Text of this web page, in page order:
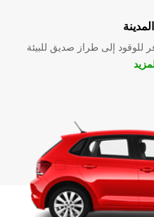
إلى طراز صديق للبيئة